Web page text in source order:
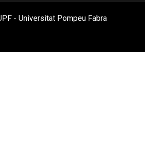
- Universitat Pompeu Fabra